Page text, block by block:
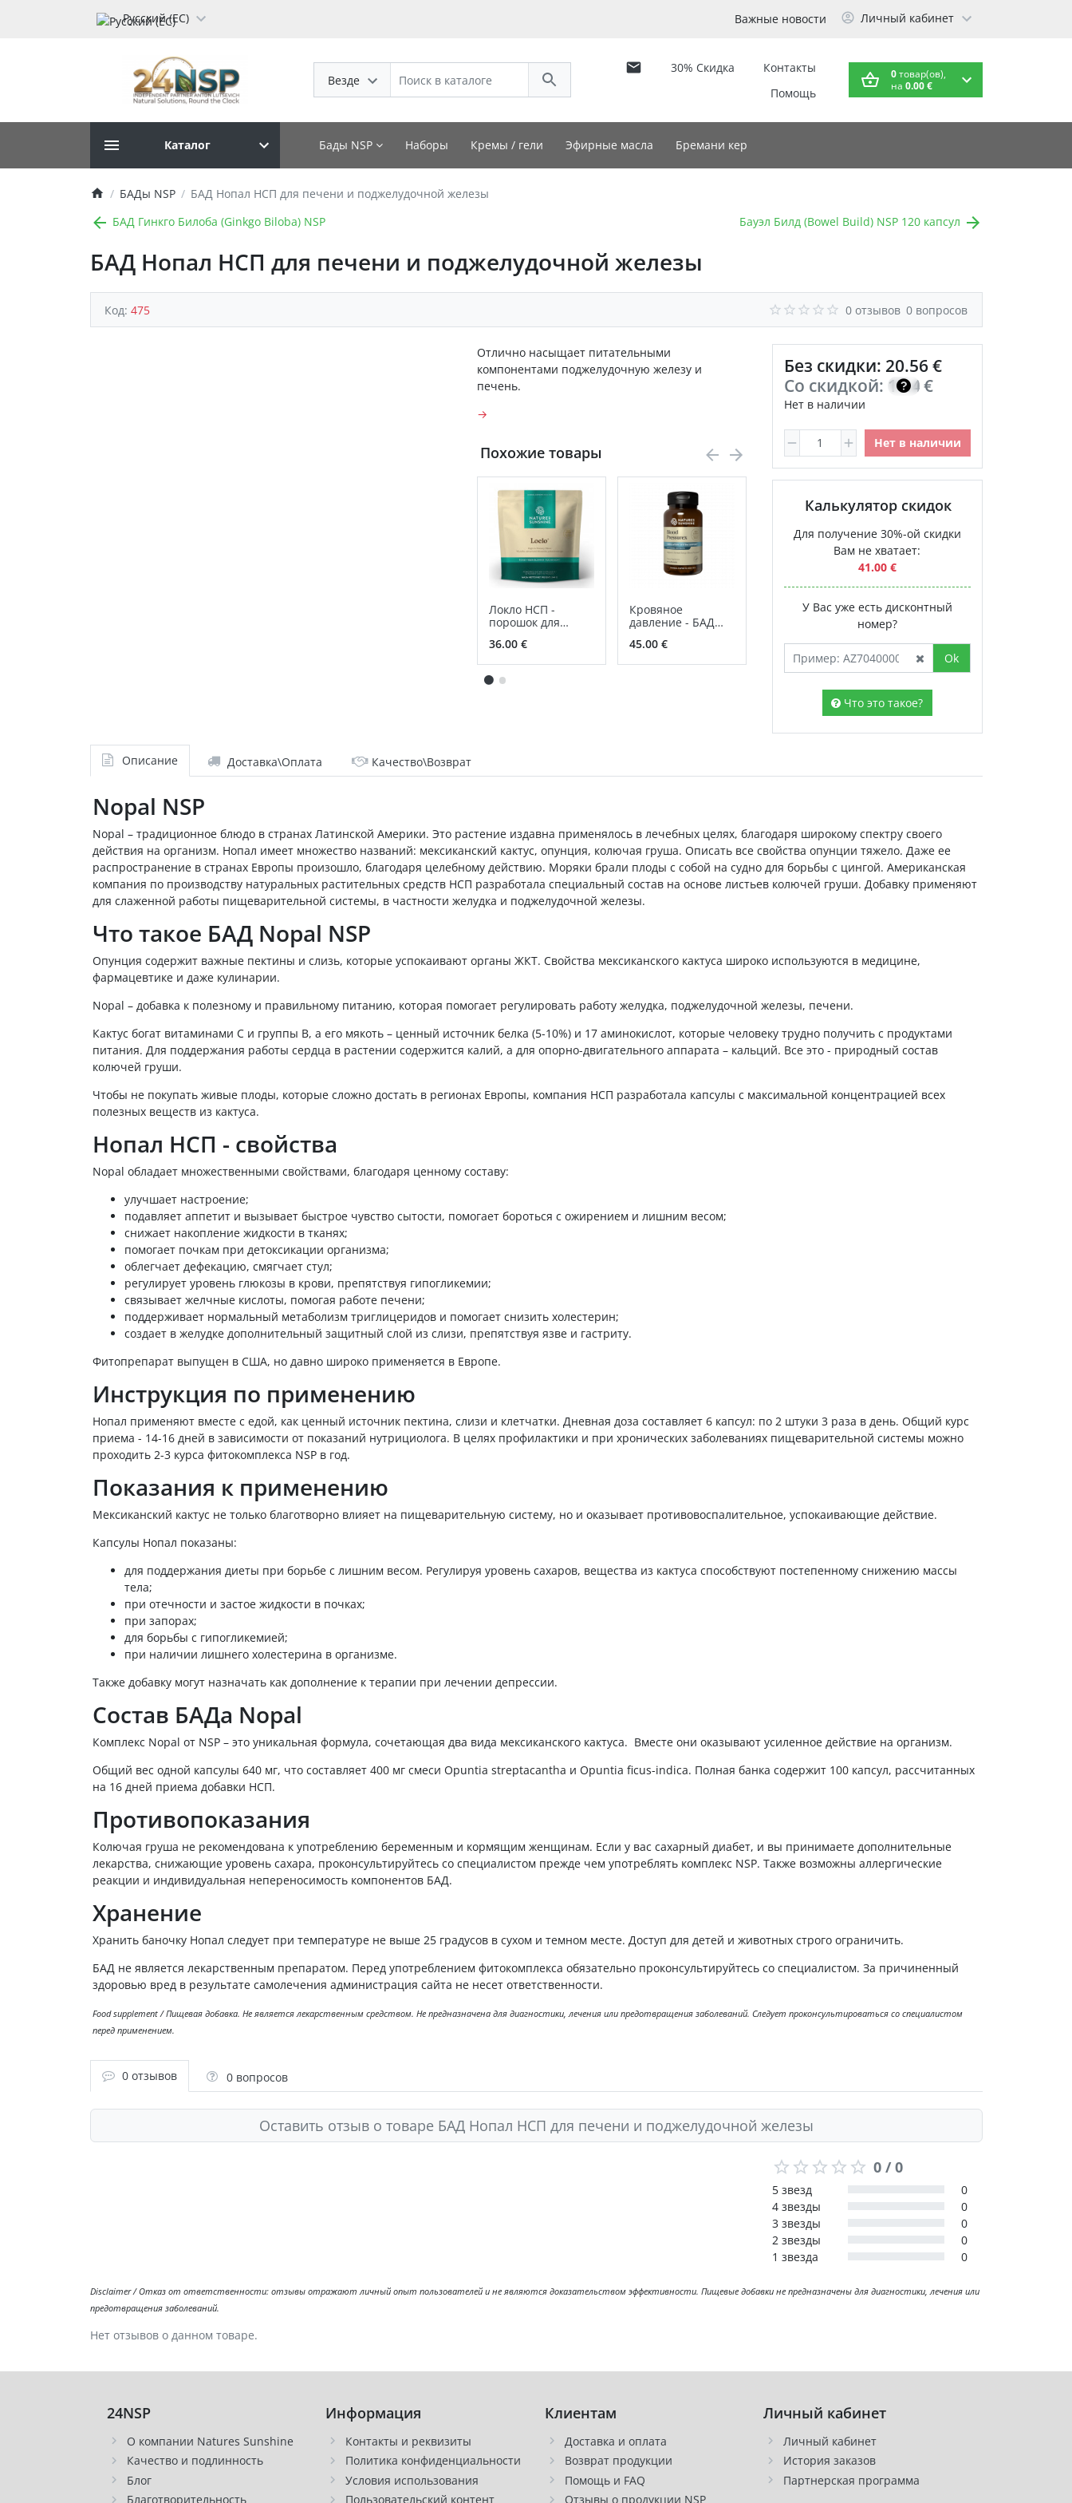
Русский (ЕС) Важные новости Личный кабинет
30% Скидка
Контакты
Помощь
Везде 0товар(ов),
на 0.00 €
Каталог Бады NSP Наборы Кремы / гели Эфирные масла Бремани кер
БАДы NSP
БАД Нопал НСП для печени и поджелудочной железы
БАД Гинкго Билоба (Ginkgo Biloba) NSP
Бауэл Билд (Bowel Build) NSP 120 капсул
БАД Нопал НСП для печени и поджелудочной железы
Код: 475 0 отзывов 0 вопросов
Без скидки: 20.56 €
Со скидкой: 17.48
€
Нет в наличии
Нет в наличии
Калькулятор скидок
Для получение 30%-ой скидки
Вам не хватает:
41.00 €
У Вас уже есть дисконтный
номер?
Ok
Что это такое?
Отлично насыщает питательными
компонентами поджелудочную железу и
печень.
→
Похожие товары
Локло НСП -
порошок для
36.00 €
Кровяное
давление - БАД
сосудистой
системы
45.00 €
Жидкий
хлорофилл (Liquid
раствор для
приема внутрь
34.00 €
Описание Доставка\Оплата Качество\Возврат
Nopal NSP
Nopal – традиционное блюдо в странах Латинской Америки. Это растение издавна применялось в лечебных целях, благодаря широкому спектру своего
действия на организм. Нопал имеет множество названий: мексиканский кактус, опунция, колючая груша. Описать все свойства опунции тяжело. Даже ее
распространение в странах Европы произошло, благодаря целебному действию. Моряки брали плоды с собой на судно для борьбы с цингой. Американская
компания по производству натуральных растительных средств НСП разработала специальный состав на основе листьев колючей груши. Добавку применяют
для слаженной работы пищеварительной системы, в частности желудка и поджелудочной железы.
Что такое БАД Nopal NSP
Опунция содержит важные пектины и слизь, которые успокаивают органы ЖКТ. Свойства мексиканского кактуса широко используются в медицине,
фармацевтике и даже кулинарии.
Nopal – добавка к полезному и правильному питанию, которая помогает регулировать работу желудка, поджелудочной железы, печени.
Кактус богат витаминами С и группы В, а его мякоть – ценный источник белка (5-10%) и 17 аминокислот, которые человеку трудно получить с продуктами
питания. Для поддержания работы сердца в растении содержится калий, а для опорно-двигательного аппарата – кальций. Все это - природный состав
колючей груши.
Чтобы не покупать живые плоды, которые сложно достать в регионах Европы, компания НСП разработала капсулы с максимальной концентрацией всех
полезных веществ из кактуса.
Нопал НСП - свойства
Nopal обладает множественными свойствами, благодаря ценному составу:
улучшает настроение;
подавляет аппетит и вызывает быстрое чувство сытости, помогает бороться с ожирением и лишним весом;
снижает накопление жидкости в тканях;
помогает почкам при детоксикации организма;
облегчает дефекацию, смягчает стул;
регулирует уровень глюкозы в крови, препятствуя гипогликемии;
связывает желчные кислоты, помогая работе печени;
поддерживает нормальный метаболизм триглицеридов и помогает снизить холестерин;
создает в желудке дополнительный защитный слой из слизи, препятствуя язве и гастриту.
Фитопрепарат выпущен в США, но давно широко применяется в Европе.
Инструкция по применению
Нопал применяют вместе с едой, как ценный источник пектина, слизи и клетчатки. Дневная доза составляет 6 капсул: по 2 штуки 3 раза в день. Общий курс
приема - 14-16 дней в зависимости от показаний нутрициолога. В целях профилактики и при хронических заболеваниях пищеварительной системы можно
проходить 2-3 курса фитокомплекса NSP в год.
Показания к применению
Мексиканский кактус не только благотворно влияет на пищеварительную систему, но и оказывает противовоспалительное, успокаивающие действие.
Капсулы Нопал показаны:
для поддержания диеты при борьбе с лишним весом. Регулируя уровень сахаров, вещества из кактуса способствуют постепенному снижению массы
тела;
при отечности и застое жидкости в почках;
при запорах;
для борьбы с гипогликемией;
при наличии лишнего холестерина в организме.
Также добавку могут назначать как дополнение к терапии при лечении депрессии.
Состав БАДа Nopal
Комплекс Nopal от NSP – это уникальная формула, сочетающая два вида мексиканского кактуса. Вместе они оказывают усиленное действие на организм.
Общий вес одной капсулы 640 мг, что составляет 400 мг смеси Opuntia streptacantha и Opuntia ficus-indica. Полная банка содержит 100 капсул, рассчитанных
на 16 дней приема добавки НСП.
Противопоказания
Колючая груша не рекомендована к употреблению беременным и кормящим женщинам. Если у вас сахарный диабет, и вы принимаете дополнительные
лекарства, снижающие уровень сахара, проконсультируйтесь со специалистом прежде чем употреблять комплекс NSP. Также возможны аллергические
реакции и индивидуальная непереносимость компонентов БАД.
Хранение
Хранить баночку Нопал следует при температуре не выше 25 градусов в сухом и темном месте. Доступ для детей и животных строго ограничить.
БАД не является лекарственным препаратом. Перед употреблением фитокомплекса обязательно проконсультируйтесь со специалистом. За причиненный
здоровью вред в результате самолечения администрация сайта не несет ответственности.
Food supplement / Пищевая добавка. Не является лекарственным средством. Не предназначена для диагностики, лечения или предотвращения заболеваний. Следует проконсультироваться со специалистом
перед применением.
0 отзывов 0 вопросов
Оставить отзыв о товаре БАД Нопал НСП для печени и поджелудочной железы
0 / 0
5 звезд
0
4 звезды
0
3 звезды
0
2 звезды
0
1 звезда
0
Disclaimer / Отказ от ответственности: отзывы отражают личный опыт пользователей и не являются доказательством эффективности. Пищевые добавки не предназначены для диагностики, лечения или
предотвращения заболеваний.
Нет отзывов о данном товаре.
24NSP
О компании Natures Sunshine
Качество и подлинность
Блог
Благотворительность
Информация
Контакты и реквизиты
Политика конфиденциальности
Условия использования
Пользовательский контент
Клиентам
Доставка и оплата
Возврат продукции
Помощь и FAQ
Отзывы о продукции NSP
Личный кабинет
Личный кабинет
История заказов
Партнерская программа